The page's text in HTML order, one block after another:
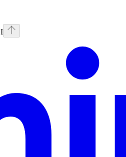
I